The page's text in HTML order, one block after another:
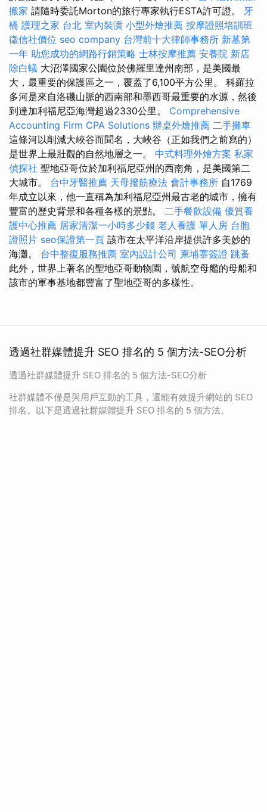
搬家 請隨時委託Morton的旅行專家執行ESTA許可證。 牙
橋 護理之家 台北 室內裝潢 小型外燴推薦 按摩證照培訓班
徵信社價位 seo company 台灣前十大律師事務所 新墓第
一年 助您成功的網路行銷策略 士林按摩推薦 安養院 新店
除白蟻 大沼澤國家公園位於佛羅里達州南部，是美國最
大，最重要的保護區之一，覆蓋了6,100平方公里。 科羅拉
多河是來自洛磯山脈的西南部和墨西哥最重要的水源，然後
到達加利福尼亞海灣超過2330公里。 Comprehensive
Accounting Firm CPA Solutions 辦桌外燴推薦 二手攤車
這條河以削減大峽谷而聞名，大峽谷（正如我們之前寫的）
是世界上最壯觀的自然地層之一。 中式料理外燴方案 私家
偵探社 聖地亞哥位於加利福尼亞州的西南角，是美國第二
大城市。 台中牙醫推薦 天母撥筋療法 會計事務所 自1769
年成立以來，他一直稱為加利福尼亞州最古老的城市，擁有
豐富的歷史背景和各種各樣的景點。 二手餐飲設備 優質養
護中心推薦 居家清潔一小時多少錢 老人養護 單人房 台胞
證照片 seo保證第一頁 該市在太平洋沿岸提供許多美妙的
海灘。 台中整復服務推薦 室內設計公司 柬埔寨簽證 跳蚤
此外，世界上著名的聖地亞哥動物園，號航空母艦的母船和
該市的軍事基地都豐富了聖地亞哥的多樣性。
透過社群媒體提升 SEO 排名的 5 個方法-SEO分析
透過社群媒體提升 SEO 排名的 5 個方法-SEO分析
社群媒體不僅是與用戶互動的工具，還能有效提升網站的 SEO
排名。以下是透過社群媒體提升 SEO 排名的 5 個方法。